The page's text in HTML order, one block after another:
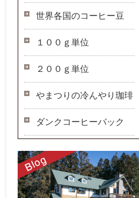
世界各国のコーヒー豆
１００ｇ単位
２００ｇ単位
やまつりの冷んやり珈琲
ダンクコーヒーバック